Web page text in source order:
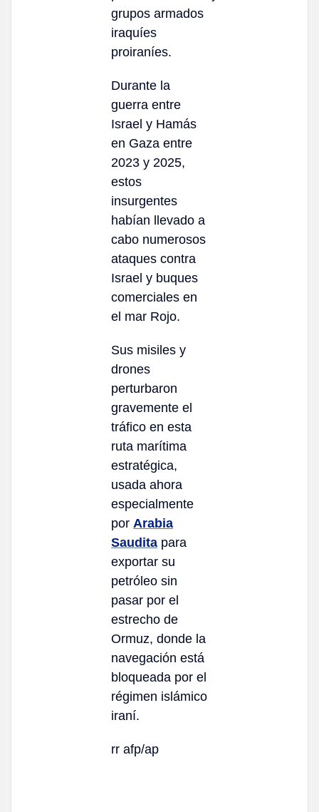
grupos armados
iraquíes
proiraníes.
Durante la
guerra entre
Israel y Hamás
en Gaza entre
2023 y 2025,
estos
insurgentes
habían llevado a
cabo numerosos
ataques contra
Israel y buques
comerciales en
el mar Rojo.
Sus misiles y
drones
perturbaron
gravemente el
tráfico en esta
ruta marítima
estratégica,
usada ahora
especialmente
por Arabia
Saudita para
exportar su
petróleo sin
pasar por el
estrecho de
Ormuz, donde la
navegación está
bloqueada por el
régimen islámico
iraní.
rr afp/ap